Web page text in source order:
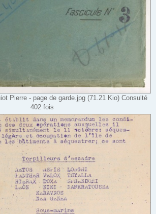
Pierre - page de garde.jpg (71.21 Kio) Consulté
402 fois